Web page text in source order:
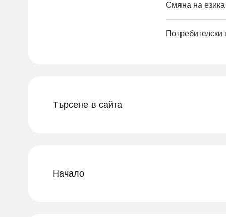
Смяна на езика
Търсене в сайта
Начало